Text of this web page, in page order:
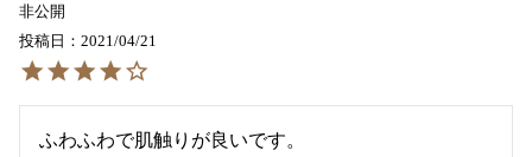
非公開
投稿日
2021/04/21
ふわふわで肌触りが良いです。